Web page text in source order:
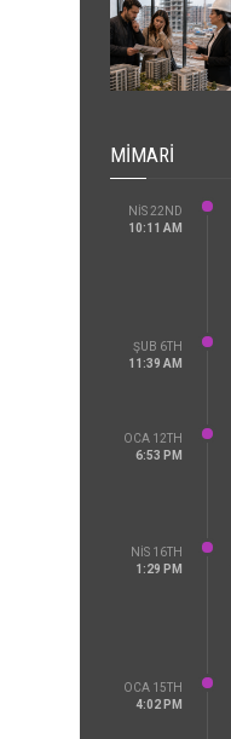
MIMARI
NIS 22ND
10:11 AM
ŞUB 6TH
11:39 AM
OCA 12TH
6:53 PM
NIS 16TH
1:29 PM
OCA 15TH
4:02 PM